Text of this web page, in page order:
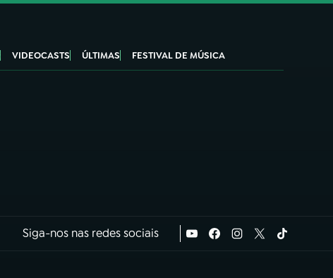
VIDEOCASTS ÚLTIMAS FESTIVAL DE MÚSICA
Siga-nos nas redes sociais